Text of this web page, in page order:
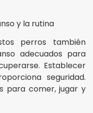
y la rutina
perros también
adecuados para
Establecer
seguridad.
para comer, jugar y